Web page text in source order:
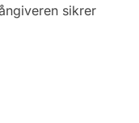
sikrer